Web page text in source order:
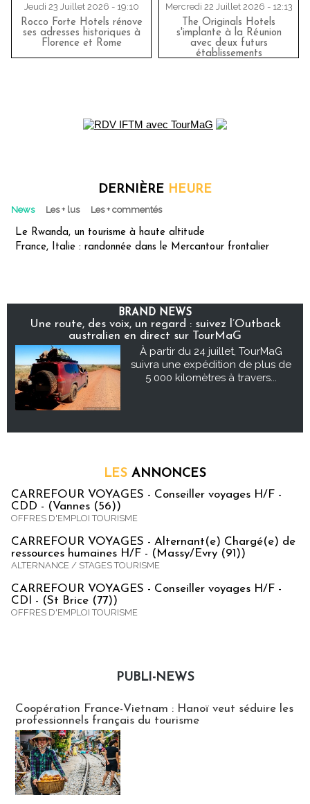
Jeudi 23 Juillet 2026 - 19:10
Rocco Forte Hotels rénove
ses adresses historiques à
Florence et Rome
Mercredi 22 Juillet 2026 - 12:13
The Originals Hotels
s'implante à la Réunion
avec deux futurs
établissements
DERNIÈRE HEURE
News Les + lus Les + commentés
Le Rwanda, un tourisme à haute altitude
France, Italie : randonnée dans le Mercantour frontalier
BRAND NEWS
Une route, des voix, un regard : suivez l’Outback
australien en direct sur TourMaG
À partir du 24 juillet, TourMaG
suivra une expédition de plus de
5 000 kilomètres à travers...
LES ANNONCES
CARREFOUR VOYAGES - Conseiller voyages H/F -
CDD - (Vannes (56))
OFFRES D'EMPLOI TOURISME
CARREFOUR VOYAGES - Alternant(e) Chargé(e) de
ressources humaines H/F - (Massy/Evry (91))
ALTERNANCE / STAGES TOURISME
CARREFOUR VOYAGES - Conseiller voyages H/F -
CDI - (St Brice (77))
OFFRES D'EMPLOI TOURISME
PUBLI-NEWS
Coopération France-Vietnam : Hanoï veut séduire les
professionnels français du tourisme